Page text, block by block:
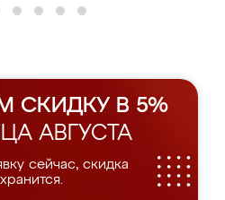
СКИДКУ В 5%
АВГУСТА
сейчас, скидка